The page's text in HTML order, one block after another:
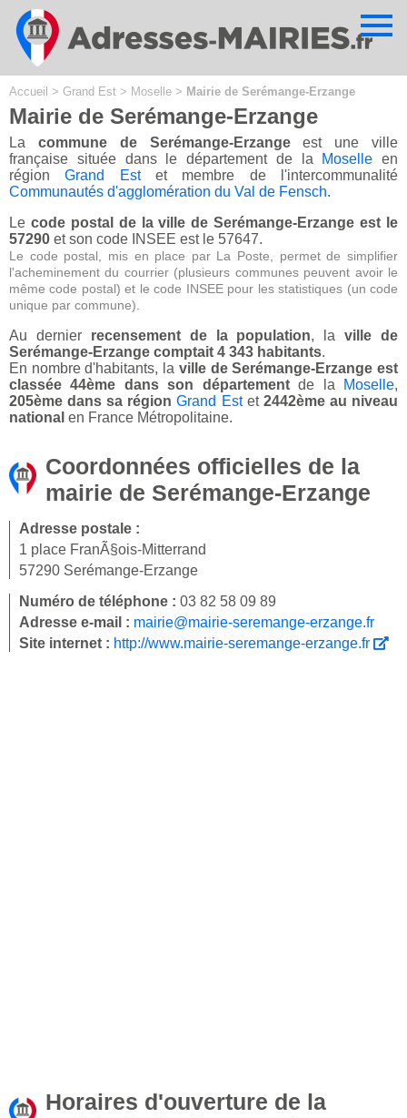
Accueil > Grand Est > Moselle > Mairie de Serémange-Erzange
Mairie de Serémange-Erzange
La commune de Serémange-Erzangeest une ville
française située dans le département de la
Moselle en
régionGrand Estet membre de l'intercommunalité
Communautés d'agglomération du Val de Fensch.
Le code postal de la ville de Serémange-Erzange est le
57290 et son code INSEE est le 57647.
Le code postal, mis en place par La Poste, permet de simplifier
l'acheminement du courrier (plusieurs communes peuvent avoir le
même code postal) et le code INSEE pour les statistiques (un code
unique par commune).
Au dernier recensement de la population, laville de
Serémange-Erzange comptait 4 343 habitants.
En nombre d'habitants, la ville de Serémange-Erzange est
classée 44ème dans son départementde la Moselle,
205ème dans sa région Grand Estet 2442ème au niveau
national en France Métropolitaine.
Coordonnées officielles de la
mairie de Serémange-Erzange
Adresse postale :
1 place FranÃ§ois-Mitterrand
57290 Serémange-Erzange
Numéro de téléphone : 03 82 58 09 89
Adresse e-mail : mairie@mairie-seremange-erzange.fr
Site internet : http://www.mairie-seremange-erzange.fr
Horaires d'ouverture de la
Cookies management panel